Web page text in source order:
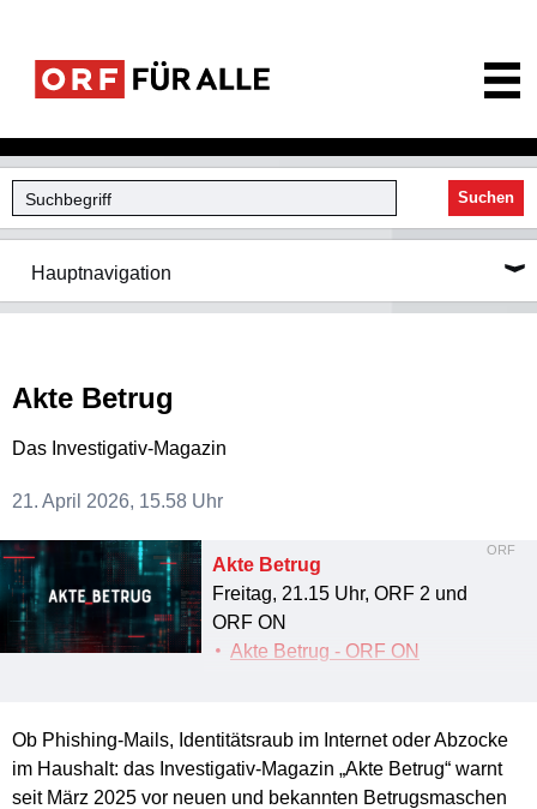
Suchen
Hauptnavigation
Akte Betrug
Das Investigativ-Magazin
21. April 2026, 15.58 Uhr
ORF
Akte Betrug
Freitag, 21.15 Uhr, ORF 2 und
ORF ON
Akte Betrug - ORF ON
Ob Phishing-Mails, Identitätsraub im Internet oder Abzocke
im Haushalt: das Investigativ-Magazin „Akte Betrug“ warnt
seit März 2025 vor neuen und bekannten Betrugsmaschen